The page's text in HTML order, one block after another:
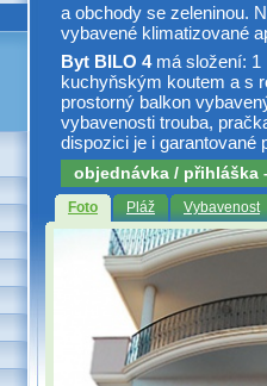
a obchody se zeleninou.
vybavené klimatizované
Byt BILO 4 má složení:
kuchyňským koutem a s
prostorný balkon
vybavenosti trouba,
dispozici je i
objednávka / přihláška
Foto Pláž Vybavenost